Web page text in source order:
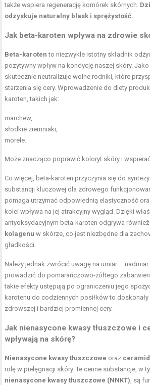
także wspiera regenerację komórek skórnych.
odzyskuje naturalny blask i sprężystość.
Jak beta-karoten wpływa na zdrowie
Beta-karoten to niezwykle istotny składnik
pozytywny wpływ na kondycję naszej skóry.
skutecznie neutralizuje wolne rodniki, które
starzenia się cery. Wprowadzenie do diety
karoten, takich jak:
marchew,
słodkie ziemniaki,
morele.
Może znacząco poprawić koloryt skóry i
Co więcej, beta-karoten przyczynia się do
substancji kluczowej dla zdrowego
pomaga utrzymać odpowiednią elastyczność
kolei wpływa na jej atrakcyjny wygląd. Dzięki
antyoksydacyjnym beta-karoten odgrywa
kolagenu w skórze, co jest niezbędne dla
gładkości.
Należy jednak zwrócić uwagę na umiar –
prowadzić do pomarańczowo-żółtego
takie efekty ustępują po ograniczeniu jego
karotenu do codziennych posiłków to
zdrowszej i bardziej promiennej cery.
Jak nienasycone kwasy tłuszczowe i
wpływają na skórę?
Nienasycone kwasy tłuszczowe oraz
rolę w pielęgnacji skóry. Te cenne substancje, w
nienasycone kwasy tłuszczowe (NNKT), są